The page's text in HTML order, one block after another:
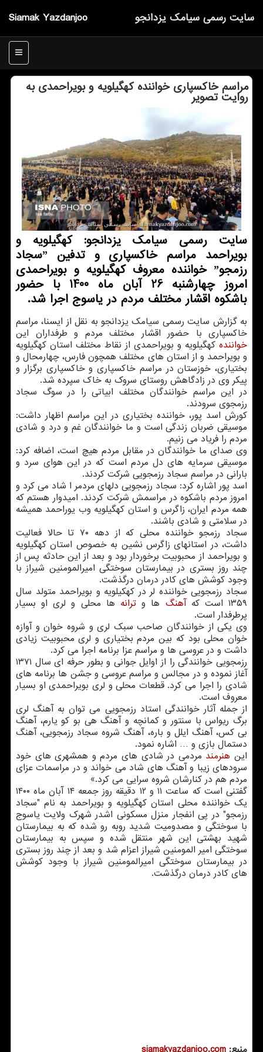
Siamak Yazdanjoo سایت رسمی سیامك یزدانجو
منو
مراسم خاکسپاری خواننده کهگیلویه و بویراحمدی به
روایت تصویر
سایت رسمی سیامک یزدانجو: کهگیلویه و
بویراحمد مراسم خاکسپاری و تدفین ˮسجاد
رزمجوˮ خواننده معروف کهگیلویه و بویراحمدی
امروز چهارشنبه 26 آبان ماه 1400 با حضور
باشکوه اقشار مختلف مردم در یاسوج اجرا شد.
به گزارش سایت رسمی سیامک یزدانجو به نقل از ایسنا، مراسم
خاکسپاری با حضور اقشار مختلف مردم و طرفداران این
خواننده کهگیلویه و بویراحمدی از نقاط مختلف استان کهگیلویه
و بویراحمد و از استان های مختلف همچون فارس، چهارمحال و
بختیاری، خوزستان در مراسم خاکسپاری و خاکسپاری برگزار و
پیکر وی در زادگاهش روستای سروک به خاک سپرده شد.
در این مراسم خوانندگان مختلف ابیاتی را در سوگ سجاد
رزمجوی سرودند.
کورش اسد پور، خواننده بختیاری در این مراسم اظهار داشت:
موسیقی ضربان زندگی است و ما خوانندگان غم و درد و شادی
مردم را فریاد می زنیم.
وی صدای ما خوانندگان در مقابل مردم هیچ است، اضافه کرد:
موسیقی سرمایه های دل مردم است که در این هوای سرد و
بارانی در مراسم سجاد رزمجویی شرکت کردند.
اسد پور اشاره کرد: سجاد رزمجویی دلهای مردمر ا شاد می کرد و
امروز مردم باشکوه در مراسمش شرکت کردند. امیدوار هستم که
همه مردم ایران، زاگرس و استان کهگیلویه وب یوراحمد همیشه
در سلامتی و شادی باشند.
سجاد رزمجو خواننده محلی که از دهه ۷۰ تا حالا فعالیت
داشت، در استانهای زاگرس نشین به خصوص استان کهگیلویه
و بویراحمد از محبوبیت برخوردار بود و بعد از این حادثه پس از
چند روز بستری در بیمارستان سوختگی امیرالمومنین شیراز با
وجود کوشش های کادر درمان درگذشت.
سجاد رزمجویی خواننده لر در کهکیلویه و بویراحمد متولد سال
۱۳۵۹ است که
آهنگ ها و ترانه ها محلی و لری او بسیار
پرطرفدار است.
وی یکی از خوانندگان صاحب سبک لری و شروه خوان و آوازه
خوان محلی بود که بین مردم بختیاری و لری محبوبیت زیادی
داشت و در عروسی ها و مراسم عزا برنامه اجرا می کرد.
رزمجویی خوانندگی را از اوایل جوانی و بطور حرفه ای سال ۱۳۷۱
آغاز نموده و در مجالس و مراسم عروسی و جشن ها برنامه های
شادی را اجرا می کرد. قطعات محلی و لری بویراحمدی او بسیار
معروف است.
از جمله آثار خوانندگی استاد رزمجویی می توان به آهنگ لری
برگ ریواس با سنتور و کمانچه و آهنگ هی بو کو یارم، آهنگ
بی کس، آهنگ ایلل و باره، آهنگ شروه سجاد رزمجویی، آهنگ
دستمال بازی و … اشاره نمود.
این هنرمند مردمی در شادی های مردم و همشهری های خود
سرودهای زیبا و آهنگ های شاد می خواند و در مراسمات عزای
مردم هم در کنارشان شروه سرایی می کرد.»
گفتنی است که ساعت ۱۱ و ۱۲ دقیقه روز جمعه ۱۴ آبان ماه ۱۴۰۰
یک خواننده محلی استان کهگیلویه و بویراحمد به نام "سجاد
رزمجو" در پی انفجار منزل مسکونی اشدر شهرک ولایت یاسوج
با سوختگی و مصدومیت شدید روبه رو شده که به بیمارستان
شهید بهشتی این شهر منتقل شده و سپس به بیمارستان
سوختگی امیر المومنین شیراز اعزام شد و بعد از چند روز بستری
در بیمارستان سوختگی امیرالمومنین شیراز با وجود کوشش
های کادر درمان درگذشت.